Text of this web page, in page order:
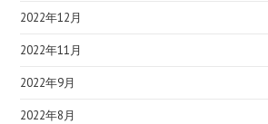
2022年12月
2022年11月
2022年9月
2022年8月